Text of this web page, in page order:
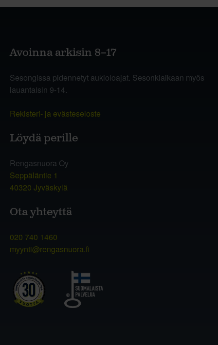
Avoinna arkisin 8–17
Sesongissa pidennetyt aukioloajat. Sesonkiaikaan myös
lauantaisin 9-14.
Rekisteri- ja evästeseloste
Löydä perille
Rengasnuora Oy
Seppäläntie 1
40320 Jyväskylä
Ota yhteyttä
020 740 1460
myynti@rengasnuora.fi